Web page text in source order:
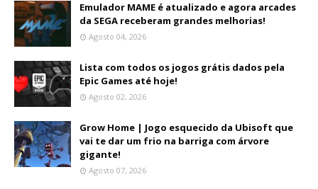
Emulador MAME é atualizado e agora arcades
da SEGA receberam grandes melhorias!
Agosto 04, 2026
Lista com todos os jogos grátis dados pela
Epic Games até hoje!
Agosto 02, 2026
Grow Home | Jogo esquecido da Ubisoft que
vai te dar um frio na barriga com árvore
gigante!
Agosto 07, 2026